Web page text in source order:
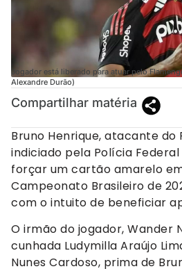
Jogador está liberado para atuar pelo
Alexandre Durão)
Compartilhar matéria
Bruno Henrique, atacante do
indiciado pela Polícia
forçar um cartão amarelo
Campeonato Brasileiro de
com o intuito de beneficiar
O irmão do jogador, Wander
cunhada Ludymilla Araújo
Nunes Cardoso, prima de